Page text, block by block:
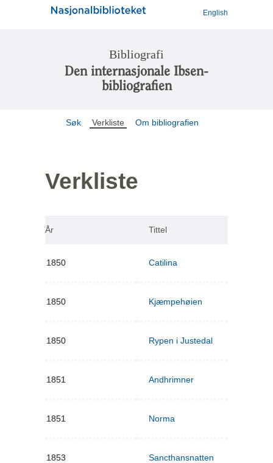
English
Bibliografi
Den internasjonale Ibsen-
bibliografien
Søk Verkliste Om bibliografien
Verkliste
År Tittel
1850 Catilina
1850 Kjæmpehøien
1850 Rypen i Justedal
1851 Andhrimner
1851 Norma
1853 Sancthansnatten